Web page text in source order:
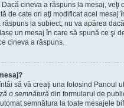
cineva a răspuns la mesaj, veţi
de cate ori aţi modificat acel mesaj
la subiect; nu va apărea
un mesaj în care să spună ce şi
cineva a răspuns.
să vă creaţi una folosind Panoul
o semnătură din formularul de
semnătura la toate mesajele